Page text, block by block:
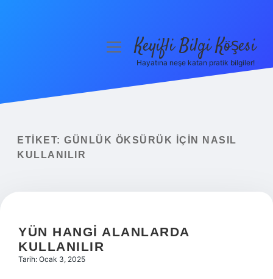
Yasal Uyarı
menüyüKeyifli Bilgi Köşesi
Hayatına neşe katan pratik bilgiler!
ETIKET: GÜNLÜK ÖKSÜRÜK IÇIN NASIL
KULLANILIR
YÜN HANGI ALANLARDA
KULLANILIR
Tarih: Ocak 3, 2025